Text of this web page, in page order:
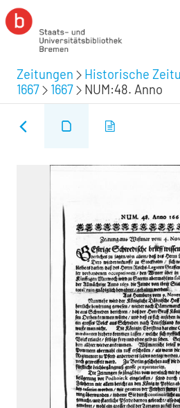
Zeitungen Historische
1667
1667 NUM:48. Anno